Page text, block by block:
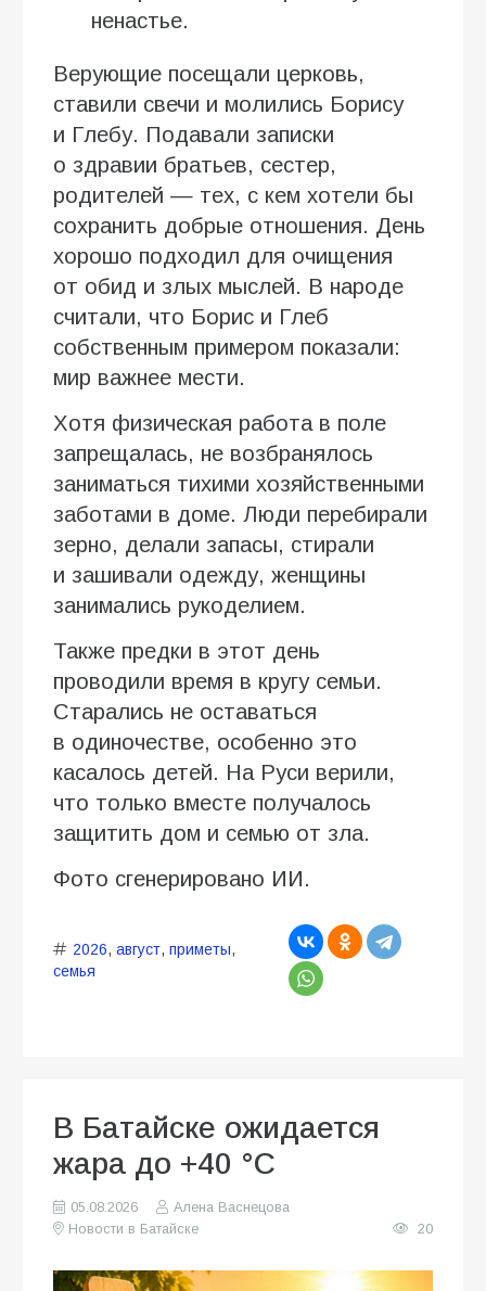
ненастье.
Верующие посещали церковь,
ставили свечи и молились Борису
и Глебу. Подавали записки
о здравии братьев, сестер,
родителей — тех, с кем хотели бы
сохранить добрые отношения. День
хорошо подходил для очищения
от обид и злых мыслей. В народе
считали, что Борис и Глеб
собственным примером показали:
мир важнее мести.
Хотя физическая работа в поле
запрещалась, не возбранялось
заниматься тихими хозяйственными
заботами в доме. Люди перебирали
зерно, делали запасы, стирали
и зашивали одежду, женщины
занимались рукоделием.
Также предки в этот день
проводили время в кругу семьи.
Старались не оставаться
в одиночестве, особенно это
касалось детей. На Руси верили,
что только вместе получалось
защитить дом и семью от зла.
Фото сгенерировано ИИ.
2026, август, приметы,
семья
В Батайске ожидается
жара до +40 °C
05.08.2026
Алена Васнецова
Новости в Батайске
20